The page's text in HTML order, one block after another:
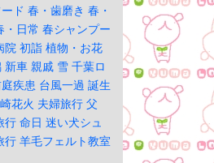
ド 春・歯磨き 春・
・日常 春シャンプー
院 初詣 植物・お花
新車 親戚 雪 千葉ロ
疾患 台風一過 誕生
花火 夫婦旅行 父
行 命日 迷い犬シュ
行 羊毛フェルト教室